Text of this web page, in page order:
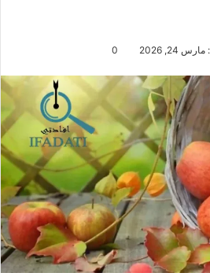
24, 2026
0